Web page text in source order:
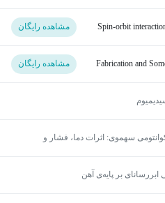
Spin-orbit
مشاهده رایگان
Fabrication and
مشاهده رایگان
سهموی: اثرات دما، فشار و
بر پایه‌ی آهن